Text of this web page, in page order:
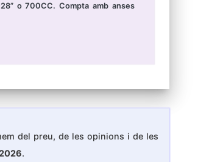
o 700CC. Compta amb anses
del preu, de les opinions i de les
.